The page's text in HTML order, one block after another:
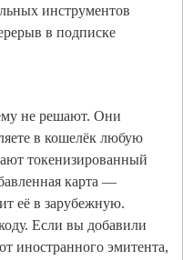
инструментов
в подписке
не решают. Они
в кошелёк любую
токенизированный
карта —
её в зарубежную.
Если вы добавили
иностранного эмитента,